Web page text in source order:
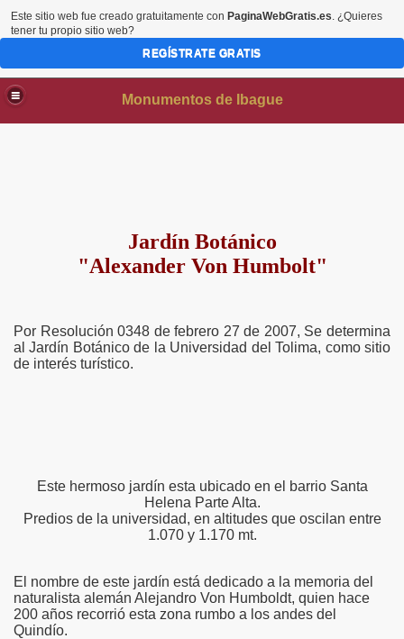
Monumentos de Ibague
Jardín Botánico
"Alexander Von Humbolt"
Por Resolución 0348 de febrero 27 de 2007, Se determina
al Jardín Botánico de la Universidad del Tolima, como sitio
de interés turístico.
Este hermoso jardín esta ubicado en el barrio Santa
Helena Parte Alta.
Predios de la universidad, en altitudes que oscilan entre
1.070 y 1.170 mt.
El nombre de este jardín está dedicado a la memoria del
naturalista alemán Alejandro Von Humboldt, quien hace
200 años recorrió esta zona rumbo a los andes del
Quindío.
Este sitio web fue creado gratuitamente con PaginaWebGratis.es. ¿Quieres
tener tu propio sitio web?
REGÍSTRATE GRATIS